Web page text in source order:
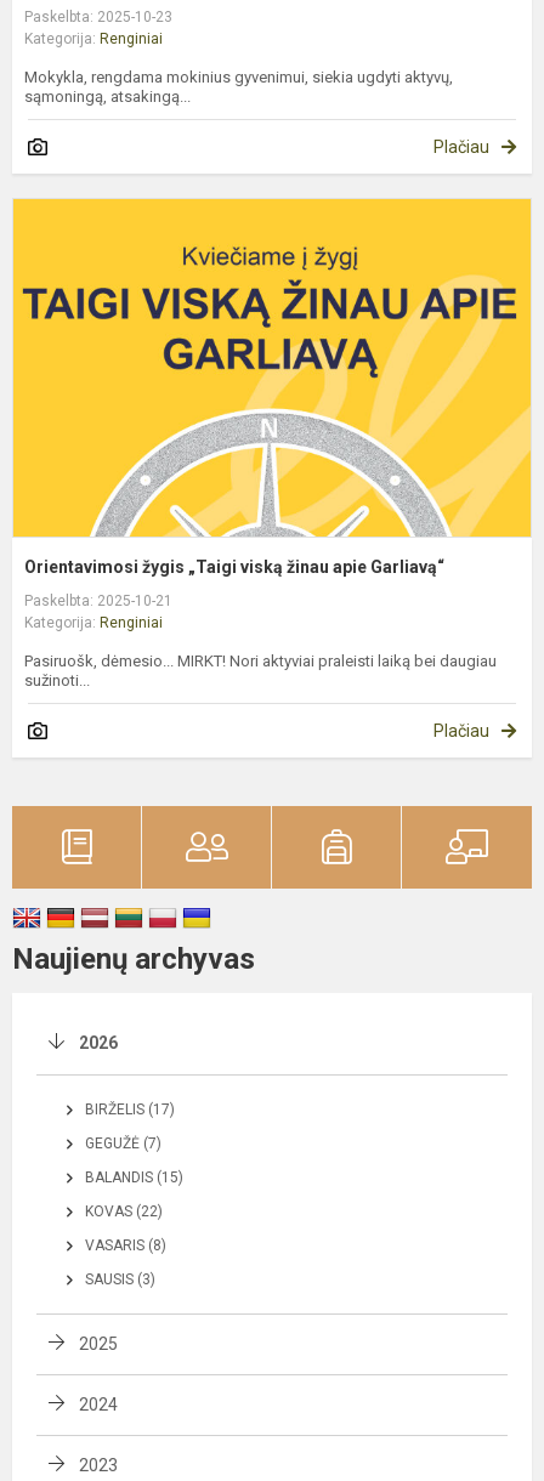
Paskelbta: 2025-10-23
Kategorija: Renginiai
Mokykla, rengdama mokinius gyvenimui, siekia ugdyti aktyvų,
sąmoningą, atsakingą...
Plačiau
Orientavimosi žygis „Taigi viską žinau apie Garliavą“
Paskelbta: 2025-10-21
Kategorija: Renginiai
Pasiruošk, dėmesio... MIRKT! Nori aktyviai praleisti laiką bei daugiau
sužinoti...
Plačiau
Naujienų archyvas
2026
BIRŽELIS (17)
GEGUŽĖ (7)
BALANDIS (15)
KOVAS (22)
VASARIS (8)
SAUSIS (3)
2025
2024
2023